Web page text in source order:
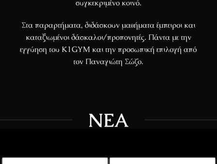
συγκεκριμένο κοινό.
Στα παραρτήματα, διδάσκουν μαθήματα έμπειροι και
καταξιωμένοι δάσκαλοι/προπονητές. Πάντα με την
εγγύηση του K1GYM και την προσωπική επιλογή από
τον Παναγιώτη Σώζο.
ΝΈΑ